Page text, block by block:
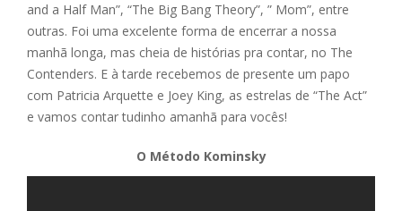
and a Half Man”, “The Big Bang Theory”, ” Mom”, entre
outras. Foi uma excelente forma de encerrar a nossa
manhã longa, mas cheia de histórias pra contar, no The
Contenders. E à tarde recebemos de presente um papo
com Patricia Arquette e Joey King, as estrelas de “The Act”
e vamos contar tudinho amanhã para vocês!
O Método Kominsky